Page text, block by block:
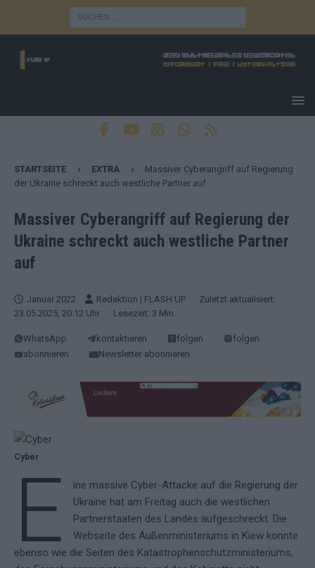
STARTSEITE EXTRA
Massiver Cyberangriff auf Regierung
der Ukraine schreckt auch westliche Partner auf
Massiver Cyberangriff auf Regierung der
Ukraine schreckt auch westliche Partner
auf
Januar 2022 Redaktion | FLASH UP
· Zuletzt aktualisiert:
23.05.2025, 20:12 Uhr
· Lesezeit: 3 Min.
WhatsApp kontaktieren folgen
folgen
abonnieren
Newsletter abonnieren
Cyber
E
ine massive Cyber-Attacke auf die Regierung der
Ukraine hat am Freitag auch die westlichen
Partnerstaaten des Landes aufgeschreckt. Die
Webseite des Außenministeriums in Kiew konnte
ebenso wie die Seiten des Katastrophenschutzministeriums,